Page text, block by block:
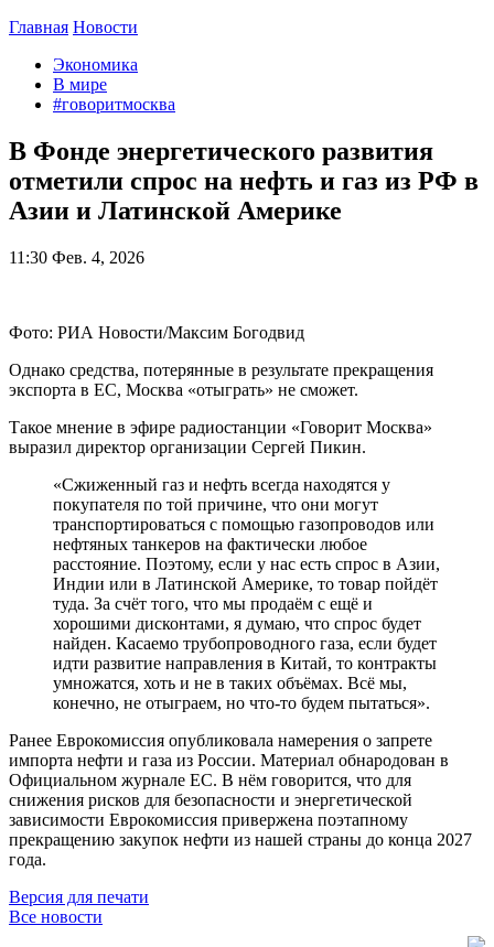
Главная Новости
Экономика
В мире
#говоритмосква
В Фонде энергетического развития
отметили спрос на нефть и газ из РФ в
Азии и Латинской Америке
11:30 Фев. 4, 2026
Фото: РИА Новости/Максим Богодвид
Однако средства, потерянные в результате прекращения
экспорта в ЕС, Москва «отыграть» не сможет.
Такое мнение в эфире радиостанции «Говорит Москва»
выразил директор организации Сергей Пикин.
«Сжиженный газ и нефть всегда находятся у
покупателя по той причине, что они могут
транспортироваться с помощью газопроводов или
нефтяных танкеров на фактически любое
расстояние. Поэтому, если у нас есть спрос в Азии,
Индии или в Латинской Америке, то товар пойдёт
туда. За счёт того, что мы продаём с ещё и
хорошими дисконтами, я думаю, что спрос будет
найден. Касаемо трубопроводного газа, если будет
идти развитие направления в Китай, то контракты
умножатся, хоть и не в таких объёмах. Всё мы,
конечно, не отыграем, но что-то будем пытаться».
Ранее Еврокомиссия опубликовала намерения о запрете
импорта нефти и газа из России. Материал обнародован в
Официальном журнале ЕС. В нём говорится, что для
снижения рисков для безопасности и энергетической
зависимости Еврокомиссия привержена поэтапному
прекращению закупок нефти из нашей страны до конца 2027
года.
Версия для печати
Все новости